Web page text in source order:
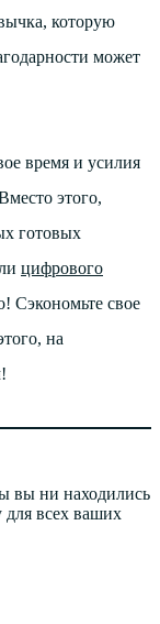
которую
может
время и усилия
этого,
готовых
цифрового
Сэкономьте свое
на
вы ни находились
для всех ваших